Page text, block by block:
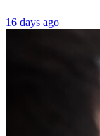
16 days ago